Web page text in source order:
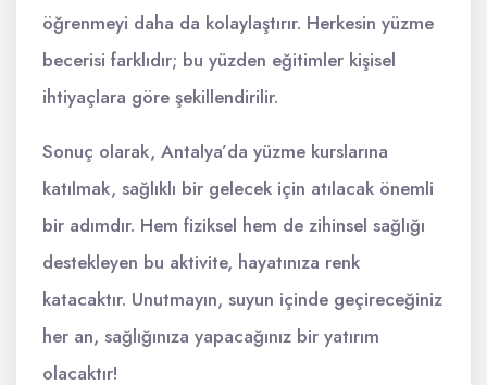
öğrenmeyi daha da kolaylaştırır. Herkesin yüzme
becerisi farklıdır; bu yüzden eğitimler kişisel
ihtiyaçlara göre şekillendirilir.
Sonuç olarak, Antalya’da yüzme kurslarına
katılmak, sağlıklı bir gelecek için atılacak önemli
bir adımdır. Hem fiziksel hem de zihinsel sağlığı
destekleyen bu aktivite, hayatınıza renk
katacaktır. Unutmayın, suyun içinde geçireceğiniz
her an, sağlığınıza yapacağınız bir yatırım
olacaktır!